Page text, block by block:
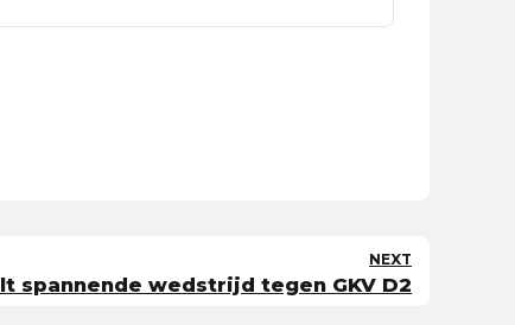
NEXT
spannende wedstrijd tegen GKV D2